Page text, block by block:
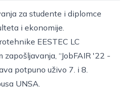
za studente i diplomce
i ekonomije.
EESTEC LC
“JobFAIR '22 -
potpuno uživo 7. i 8.
UNSA.